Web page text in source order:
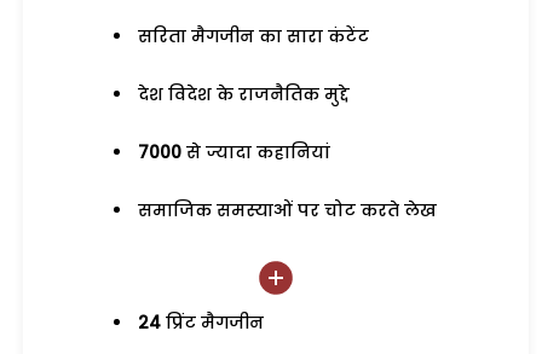
सरिता मैगजीन का सारा कंटेंट
देश विदेश के राजनैतिक मुद्दे
7000 से ज्यादा कहानियां
समाजिक समस्याओं पर चोट करते लेख
24 प्रिंट मैगजीन